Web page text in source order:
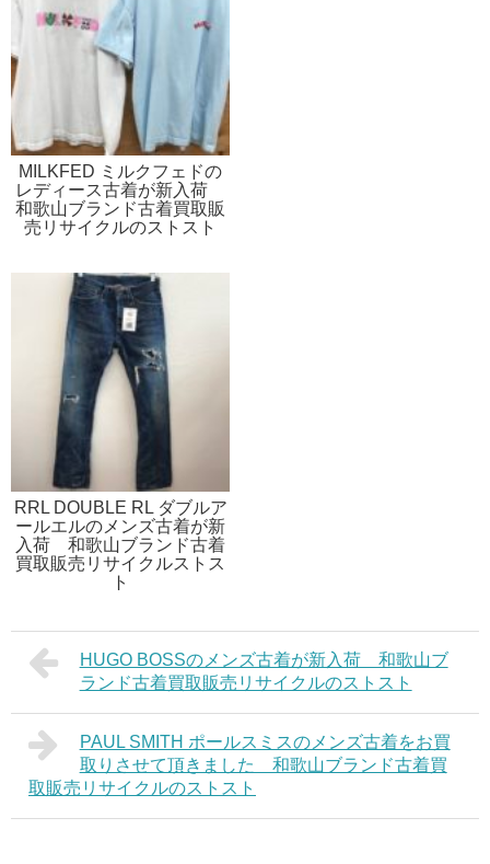
MILKFED ミルクフェドの
レディース古着が新入荷
和歌山ブランド古着買取販
売リサイクルのストスト
RRL DOUBLE RL ダブルア
ールエルのメンズ古着が新
入荷 和歌山ブランド古着
買取販売リサイクルストス
ト
HUGO BOSSのメンズ古着が新入荷 和歌山ブ
ランド古着買取販売リサイクルのストスト
PAUL SMITH ポールスミスのメンズ古着をお買
取りさせて頂きました 和歌山ブランド古着買
取販売リサイクルのストスト